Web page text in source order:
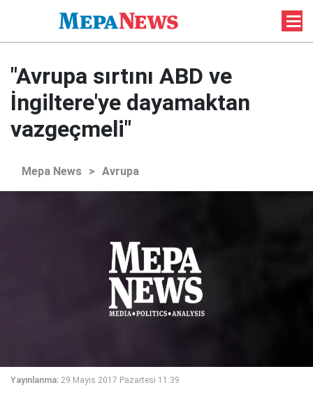
"Avrupa sırtını ABD ve
İngiltere'ye dayamaktan
vazgeçmeli"
Mepa News > Avrupa
Yayınlanma: 29 Mayıs 2017 Pazartesi 11:39